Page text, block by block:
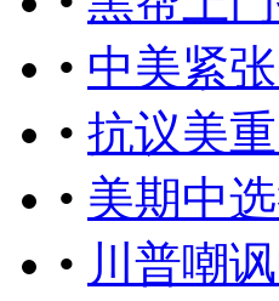
• 中美紧
• 抗议美
• 美期中
• 川普嘲